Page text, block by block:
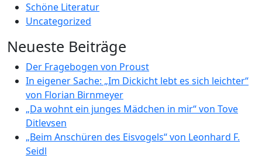
Schöne Literatur
Uncategorized
Neueste Beiträge
Der Fragebogen von Proust
In eigener Sache: „Im Dickicht lebt es sich leichter“
von Florian Birnmeyer
„Da wohnt ein junges Mädchen in mir“ von Tove
Ditlevsen
„Beim Anschüren des Eisvogels“ von Leonhard F.
Seidl